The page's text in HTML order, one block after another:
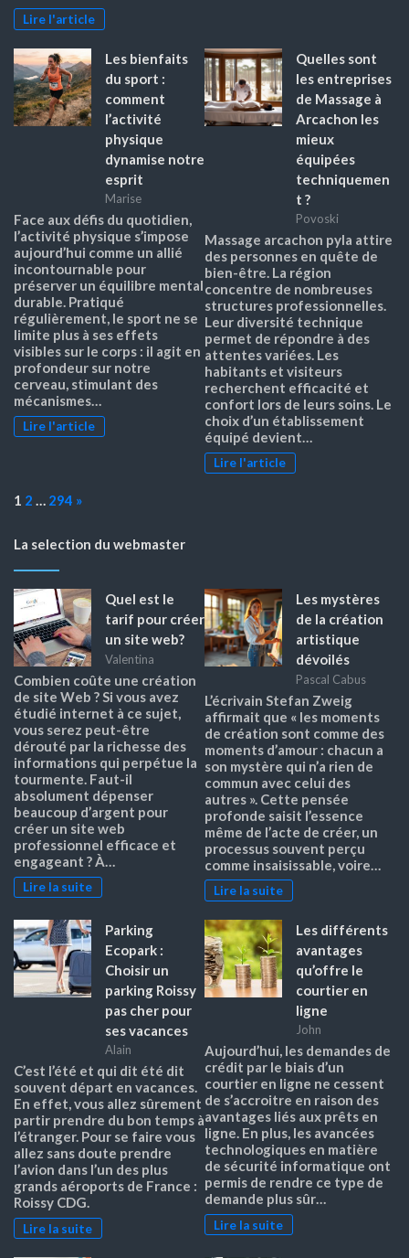
Lire l'article
Les bienfaits
du sport :
comment
l’activité
physique
dynamise notre
esprit
Marise
Face aux défis du quotidien,
l’activité physique s’impose
aujourd’hui comme un allié
incontournable pour
préserver un équilibre mental
durable. Pratiqué
régulièrement, le sport ne se
limite plus à ses effets
visibles sur le corps : il agit en
profondeur sur notre
cerveau, stimulant des
mécanismes…
Lire l'article
Quelles sont
les entreprises
de Massage à
Arcachon les
mieux
équipées
techniquemen
t ?
Povoski
Massage arcachon pyla attire
des personnes en quête de
bien-être. La région
concentre de nombreuses
structures professionnelles.
Leur diversité technique
permet de répondre à des
attentes variées. Les
habitants et visiteurs
recherchent efficacité et
confort lors de leurs soins. Le
choix d’un établissement
équipé devient…
Lire l'article
Page:
1 2 … 294 Next
»
La selection du webmaster
Quel est le
tarif pour créer
un site web?
Valentina
Combien coûte une création
de site Web ? Si vous avez
étudié internet à ce sujet,
vous serez peut-être
dérouté par la richesse des
informations qui perpétue la
tourmente. Faut-il
absolument dépenser
beaucoup d’argent pour
créer un site web
professionnel efficace et
engageant ? À…
Lire la suite
Les mystères
de la création
artistique
dévoilés
Pascal Cabus
L’écrivain Stefan Zweig
affirmait que « les moments
de création sont comme des
moments d’amour : chacun a
son mystère qui n’a rien de
commun avec celui des
autres ». Cette pensée
profonde saisit l’essence
même de l’acte de créer, un
processus souvent perçu
comme insaisissable, voire…
Lire la suite
Parking
Ecopark :
Choisir un
parking Roissy
pas cher pour
ses vacances
Alain
C’est l’été et qui dit été dit
souvent départ en vacances.
En effet, vous allez sûrement
partir prendre du bon temps à
l’étranger. Pour se faire vous
allez sans doute prendre
l’avion dans l’un des plus
grands aéroports de France :
Roissy CDG.
Lire la suite
Les différents
avantages
qu’offre le
courtier en
ligne
John
Aujourd’hui, les demandes de
crédit par le biais d’un
courtier en ligne ne cessent
de s’accroitre en raison des
avantages liés aux prêts en
ligne. En plus, les avancées
technologiques en matière
de sécurité informatique ont
permis de rendre ce type de
demande plus sûr…
Lire la suite